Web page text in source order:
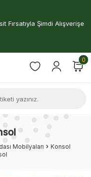
Fırsatıyla Şimdi Alışverişe
0
Mobilyaları
Konsol